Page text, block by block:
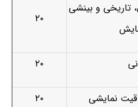
و بینشی
۲۰
۲۰
نمایشی ۲۰